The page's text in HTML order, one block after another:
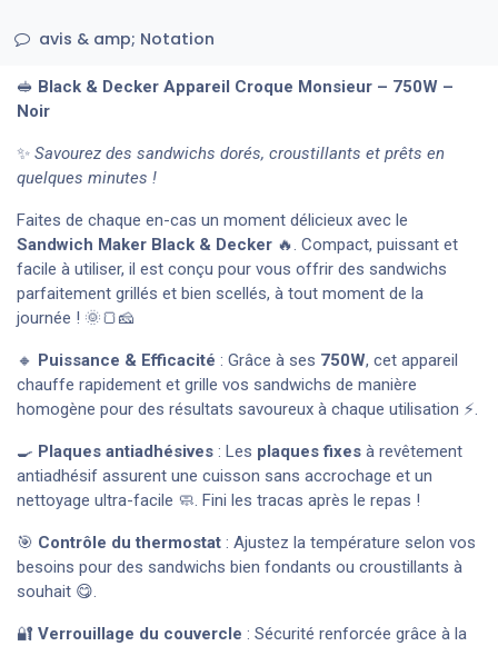
avis & amp; Notation
🥪 Black & Decker Appareil Croque Monsieur – 750W –
Noir
✨ Savourez des sandwichs dorés, croustillants et prêts en
quelques minutes !
Faites de chaque en-cas un moment délicieux avec le
Sandwich Maker Black & Decker 🔥. Compact, puissant et
facile à utiliser, il est conçu pour vous offrir des sandwichs
parfaitement grillés et bien scellés, à tout moment de la
journée ! 🌞🍞🧀
🔸 Puissance & Efficacité : Grâce à ses 750W, cet appareil
chauffe rapidement et grille vos sandwichs de manière
homogène pour des résultats savoureux à chaque utilisation ⚡.
🍳 Plaques antiadhésives : Les plaques fixes à revêtement
antiadhésif assurent une cuisson sans accrochage et un
nettoyage ultra-facile 🧼. Fini les tracas après le repas !
🎯 Contrôle du thermostat : Ajustez la température selon vos
besoins pour des sandwichs bien fondants ou croustillants à
souhait 😋.
🔐 Verrouillage du couvercle : Sécurité renforcée grâce à la